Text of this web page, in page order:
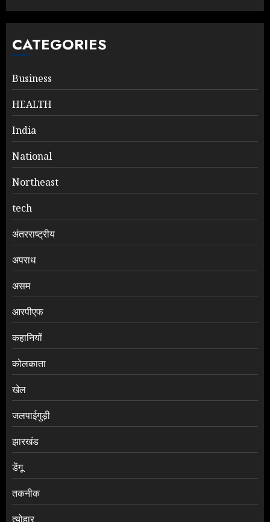
CATEGORIES
Business
HEALTH
India
National
Northeast
tech
अंतरराष्ट्रीय
अपराध
असम
आरपीएफ
कहानियों
कोलकाता
खेल
जलपाईगुड़ी
झारखंड
डेंगू
तकनीक
त्योहार